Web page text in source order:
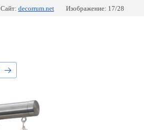
Сайт: decorrum.net Изображение: 17/28